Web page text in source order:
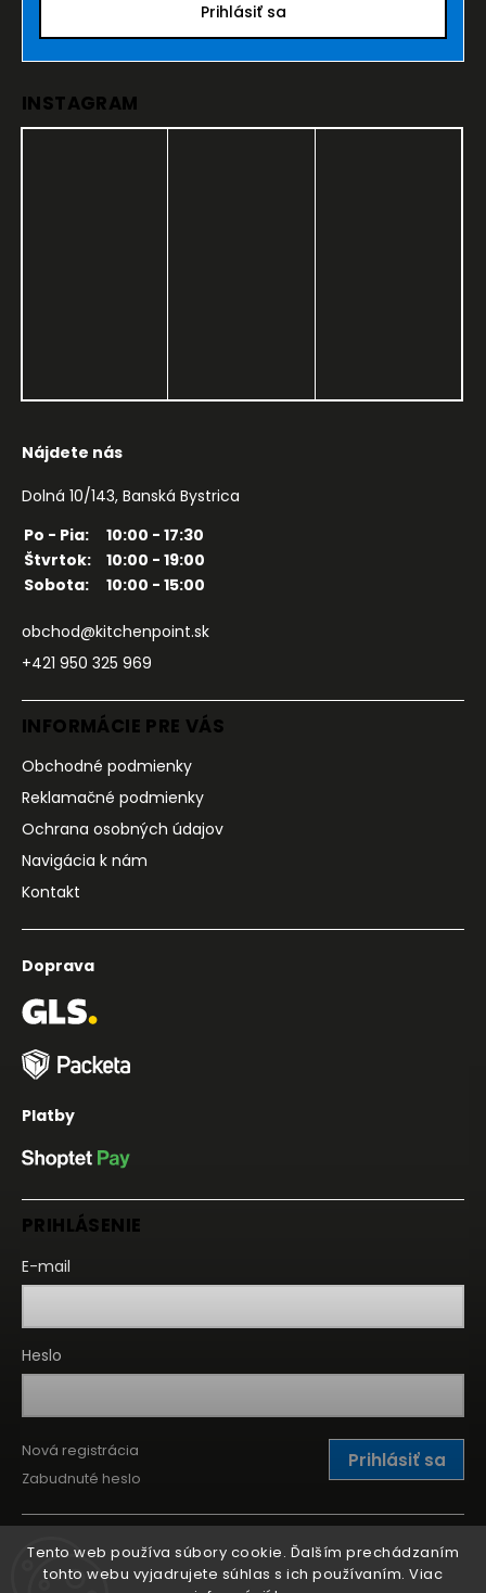
Tento web používa súbory cookie. Ďalším prechádzaním
tohto webu vyjadrujete súhlas s ich používaním. Viac
Prihlásiť sa
INSTAGRAM
Nájdete nás
Dolná 10/143, Banská Bystrica
Po - Pia:
10:00 - 17:30
Štvrtok:
10:00 - 19:00
Sobota:
10:00 - 15:00
obchod@kitchenpoint.sk
+421 950 325 969
INFORMÁCIE PRE VÁS
Obchodné podmienky
Reklamačné podmienky
Ochrana osobných údajov
Navigácia k nám
Kontakt
Doprava
Platby
PRIHLÁSENIE
E-mail
Heslo
Prihlásiť sa
Nová registrácia
Zabudnuté heslo